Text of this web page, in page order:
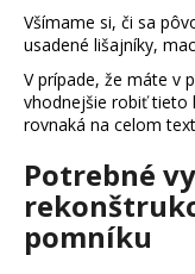
Všímame si, či sa
usadené lišajníky,
V prípade, že máte v
vhodnejšie robiť tieto
rovnaká na celom
Potrebné
pomníku